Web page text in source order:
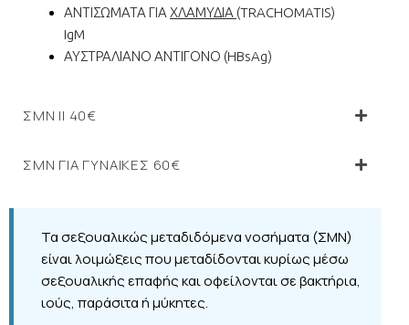
ΑΝΤΙΣΩΜΑΤΑ ΓΙΑ ΧΛΑΜΥΔΙΑ (TRACHOMATIS)
IgM
ΑΥΣΤΡΑΛΙΑΝΟ ΑΝΤΙΓΟΝΟ (HBsAg)
ΣΜΝ II 40€
ΣΜΝ ΓΙΑ ΓΥΝΑΙΚΕΣ 60€
Τα σεξουαλικώς μεταδιδόμενα νοσήματα (ΣΜΝ)
είναι λοιμώξεις που μεταδίδονται κυρίως μέσω
σεξουαλικής επαφής και οφείλονται σε βακτήρια,
ιούς, παράσιτα ή μύκητες.